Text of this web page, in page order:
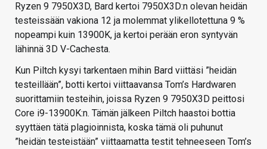
Ryzen 9 7950X3D, Bard kertoi 7950X3D:n olevan heidän
testeissään vakiona 12 ja molemmat ylikellotettuna 9 %
nopeampi kuin 13900K, ja kertoi perään eron syntyvän
lähinnä 3D V-Cachesta.
Kun Piltch kysyi tarkentaen mihin Bard viittäsi ”heidän
testeillään”, botti kertoi viittaavansa Tom’s Hardwaren
suorittamiin testeihin, joissa Ryzen 9 7950X3D peittosi
Core i9-13900K:n. Tämän jälkeen Piltch haastoi bottia
syyttäen tätä plagioinnista, koska tämä oli puhunut
”heidän testeistään” viittaamatta testit tehneeseen Tom’s